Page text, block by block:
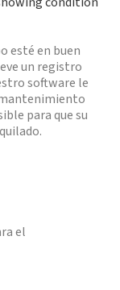
esté en buen
un registro
software le
para que su
el